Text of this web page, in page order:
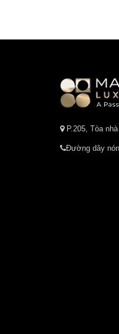
P.205, Tòa
Đường dây